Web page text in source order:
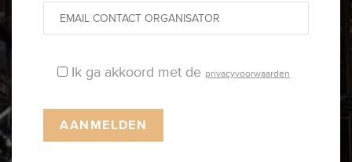
Ik ga akkoord met de privacyvoorwaarden